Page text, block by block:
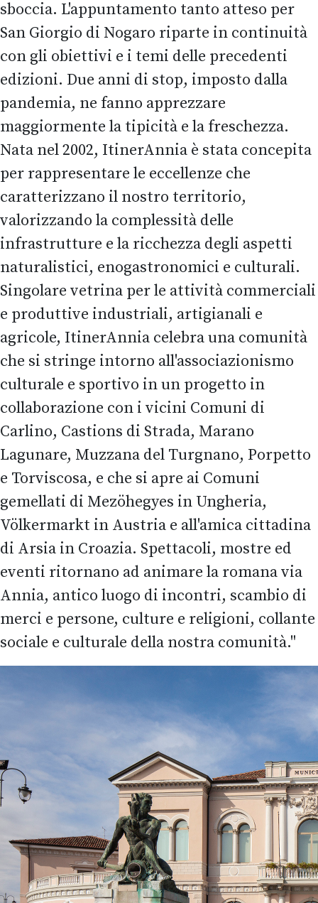
sboccia. L'appuntamento tanto atteso per
San Giorgio di Nogaro riparte in continuità
con gli obiettivi e i temi delle precedenti
edizioni. Due anni di stop, imposto dalla
pandemia, ne fanno apprezzare
maggiormente la tipicità e la freschezza.
Nata nel 2002, ItinerAnnia è stata concepita
per rappresentare le eccellenze che
caratterizzano il nostro territorio,
valorizzando la complessità delle
infrastrutture e la ricchezza degli aspetti
naturalistici, enogastronomici e culturali.
Singolare vetrina per le attività commerciali
e produttive industriali, artigianali e
agricole, ItinerAnnia celebra una comunità
che si stringe intorno all'associazionismo
culturale e sportivo in un progetto in
collaborazione con i vicini Comuni di
Carlino, Castions di Strada, Marano
Lagunare, Muzzana del Turgnano, Porpetto
e Torviscosa, e che si apre ai Comuni
gemellati di Mezöhegyes in Ungheria,
Völkermarkt in Austria e all'amica cittadina
di Arsia in Croazia. Spettacoli, mostre ed
eventi ritornano ad animare la romana via
Annia, antico luogo di incontri, scambio di
merci e persone, culture e religioni, collante
sociale e culturale della nostra comunità."